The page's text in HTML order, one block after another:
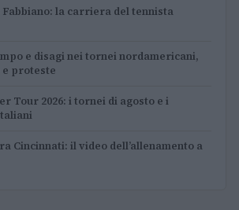
Fabbiano: la carriera del tennista
e disagi nei tornei nordamericani,
proteste
Tour 2026: i tornei di agosto e i
Cincinnati: il video dell’allenamento a